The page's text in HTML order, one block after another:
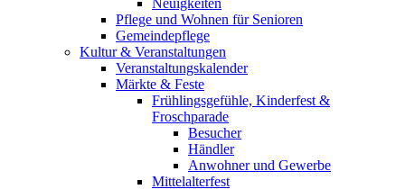
Neuigkeiten
Pflege und Wohnen für Senioren
Gemeindepflege
Kultur & Veranstaltungen
Veranstaltungskalender
Märkte & Feste
Frühlingsgefühle, Kinderfest &
Froschparade
Besucher
Händler
Anwohner und Gewerbe
Mittelalterfest